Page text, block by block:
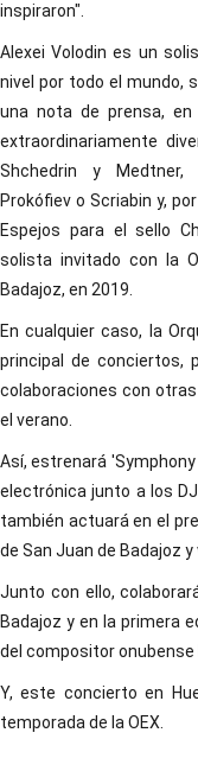
inspiraron".
Alexei Volodin es un
nivel por todo el mundo,
una nota de prensa,
extraordinariamente
Shchedrin y Medtner,
Prokófiev o Scriabin y,
Espejos para el sello
solista invitado con la
Badajoz, en 2019.
En cualquier caso, la
principal de conciertos,
colaboraciones con
el verano.
Así, estrenará
electrónica junto a los
también actuará en el
de San Juan de Badajoz
Junto con ello,
Badajoz y en la primera
del compositor onubense
Y, este concierto en
temporada de la OEX.